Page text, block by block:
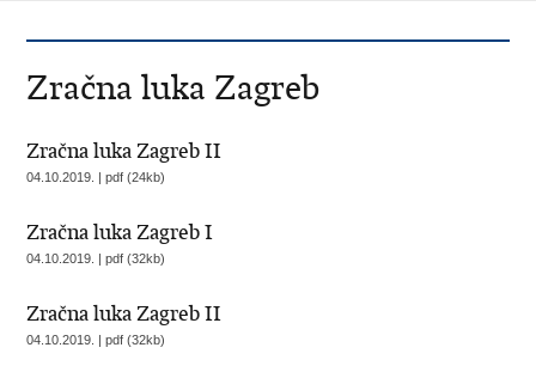
Zračna luka Zagreb
Zračna luka Zagreb II
04.10.2019. | pdf (24kb)
Zračna luka Zagreb I
04.10.2019. | pdf (32kb)
Zračna luka Zagreb II
04.10.2019. | pdf (32kb)